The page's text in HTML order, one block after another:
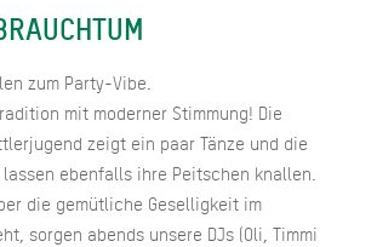
zum Party-Vibe.
mit moderner Stimmung! Die
zeigt ein paar Tänze und die
lassen ebenfalls ihre Peitschen knallen.
die gemütliche Geselligkeit im
sorgen abends unsere DJs (Oli, Timmi